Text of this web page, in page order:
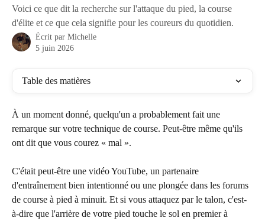
Voici ce que dit la recherche sur l'attaque du pied, la course
d'élite et ce que cela signifie pour les coureurs du quotidien.
Écrit par Michelle
5 juin 2026
Table des matières
À un moment donné, quelqu'un a probablement fait une
remarque sur votre technique de course. Peut-être même qu'ils
ont dit que vous courez « mal ».
C'était peut-être une vidéo YouTube, un partenaire
d'entraînement bien intentionné ou une plongée dans les forums
de course à pied à minuit. Et si vous attaquez par le talon, c'est-
à-dire que l'arrière de votre pied touche le sol en premier à